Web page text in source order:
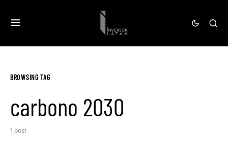
BROWSING TAG
carbono 2030
1 post